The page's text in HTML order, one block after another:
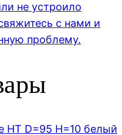
не устроило
с нами и
проблему.